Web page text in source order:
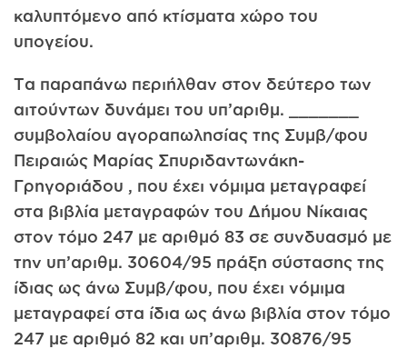
καλυπτόμενο από κτίσματα χώρο του
υπογείου.
Τα παραπάνω περιήλθαν στον δεύτερο των
αιτούντων δυνάμει του υπ’αριθμ. _______
συμβολαίου αγοραπωλησίας της Συμβ/φου
Πειραιώς Μαρίας Σπυριδαντωνάκη-
Γρηγοριάδου , που έχει νόμιμα μεταγραφεί
στα βιβλία μεταγραφών του Δήμου Νίκαιας
στον τόμο 247 με αριθμό 83 σε συνδυασμό με
την υπ’αριθμ. 30604/95 πράξη σύστασης της
ίδιας ως άνω Συμβ/φου, που έχει νόμιμα
μεταγραφεί στα ίδια ως άνω βιβλία στον τόμο
247 με αριθμό 82 και υπ’αριθμ. 30876/95